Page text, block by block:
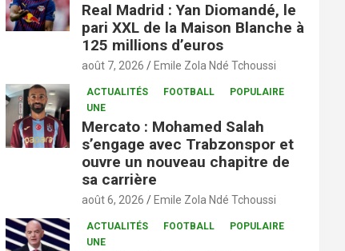
Real Madrid : Yan Diomandé, le
pari XXL de la Maison Blanche à
125 millions d’euros
août 7, 2026 Emile Zola Ndé Tchoussi
ACTUALITÉS FOOTBALL
POPULAIRE
UNE
Mercato : Mohamed Salah
s’engage avec Trabzonspor et
ouvre un nouveau chapitre de
sa carrière
août 6, 2026 Emile Zola Ndé Tchoussi
ACTUALITÉS FOOTBALL
POPULAIRE
UNE